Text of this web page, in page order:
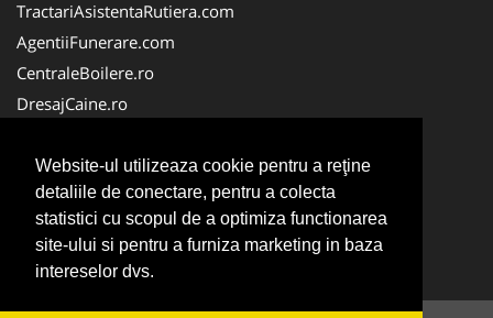
Website-ul utilizeaza cookie pentru a reţine
detaliile de conectare, pentru a colecta
statistici cu scopul de a optimiza functionarea
site-ului si pentru a furniza marketing in baza
intereselor dvs.
TractariAsistentaRutiera.com
AgentiiFunerare.com
CentraleBoilere.ro
DresajCaine.ro
Alpinist-Utilitar.com
Birouri-Cadastru.ro
FirmaTractariAuto.ro
Service-Reparatii.com